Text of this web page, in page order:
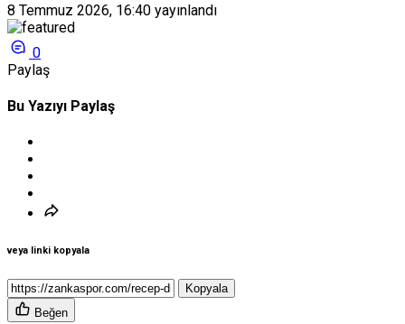
8 Temmuz 2026, 16:40 yayınlandı
0
Paylaş
Bu Yazıyı Paylaş
veya linki kopyala
Kopyala
Beğen